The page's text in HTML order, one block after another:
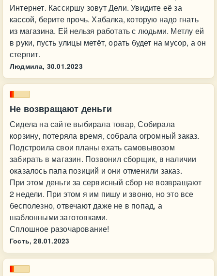
Интернет. Кассиршу зовут Дели. Увидите её за
кассой, берите прочь. Хабалка, которую надо гнать
из магазина. Ей нельзя работать с людьми. Метлу ей
в руки, пусть улицы метёт, орать будет на мусор, а он
стерпит.
Людмила, 30.01.2023
Не возвращают деньги
Сидела на сайте выбирала товар, Собирала
корзину, потеряла время, собрала огромный заказ.
Подстроила свои планы ехать самовывозом
забирать в магазин. Позвонил сборщик, в наличии
оказалось папа позиций и они отменили заказ.
При этом деньги за сервисный сбор не возвращают
2 недели. При этом я им пишу и звоню, но это все
бесполезно, отвечают даже не в попад, а
шаблонными заготовками.
Сплошное разочарование!
Гость, 28.01.2023